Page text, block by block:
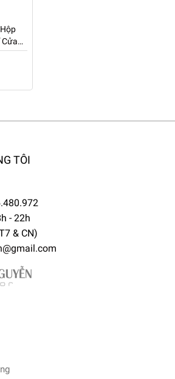
Cửa
Cao
TÔI
- 22h
& CN)